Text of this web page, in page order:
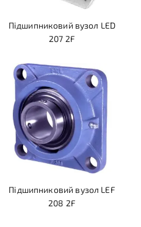
Підшипниковий вузол LED
207 2F
Підшипниковий вузол LEF
208 2F